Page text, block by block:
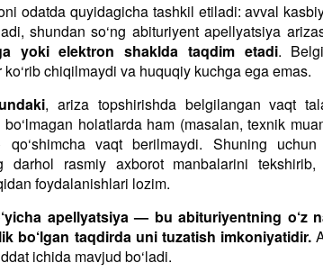
odatda quyidagicha tashkil etiladi: avval
shundan so‘ng abituriyent apellyatsiya
yoki elektron shaklda taqdim etadi.
chiqilmaydi va huquqiy kuchga ega emas.
, ariza topshirishda belgilangan vaqt
holatlarda ham (masalan, texnik
qo‘shimcha vaqt berilmaydi. Shuning
darhol rasmiy axborot manbalarini
foydalanishlari lozim.
apellyatsiya — bu abituriyentning o‘z
bo‘lgan taqdirda uni tuzatish imkoniyatidir.
ichida mavjud bo‘ladi.